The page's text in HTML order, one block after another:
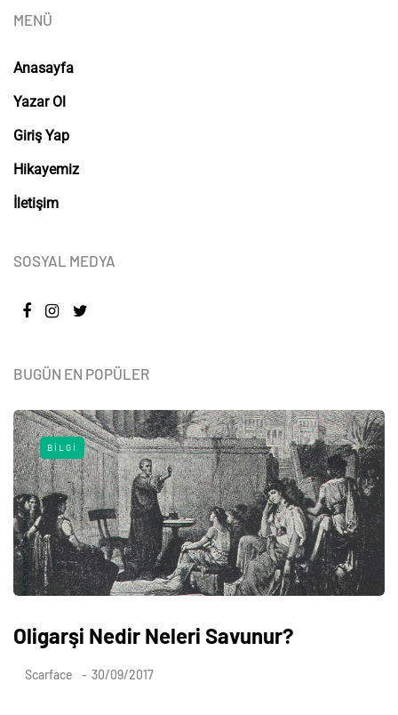
MENÜ
Anasayfa
Yazar Ol
Giriş Yap
Hikayemiz
İletişim
SOSYAL MEDYA
BUGÜN EN POPÜLER
BILGI
Oligarşi Nedir Neleri Savunur?
Scarface 30/09/2017